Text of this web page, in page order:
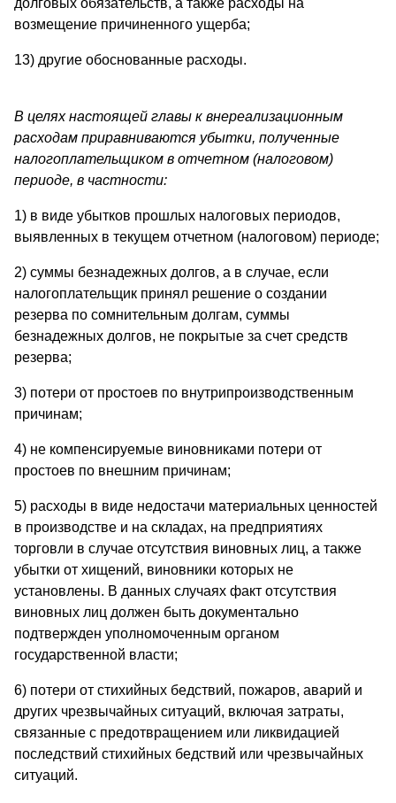
долговых обязательств, а также расходы на
возмещение причиненного ущерба;
13) другие обоснованные расходы.
В целях настоящей главы к внереализационным
расходам приравниваются убытки, полученные
налогоплательщиком в отчетном (налоговом)
периоде, в частности:
1) в виде убытков прошлых налоговых периодов,
выявленных в текущем отчетном (налоговом) периоде;
2) суммы безнадежных долгов, а в случае, если
налогоплательщик принял решение о создании
резерва по сомнительным долгам, суммы
безнадежных долгов, не покрытые за счет средств
резерва;
3) потери от простоев по внутрипроизводственным
причинам;
4) не компенсируемые виновниками потери от
простоев по внешним причинам;
5) расходы в виде недостачи материальных ценностей
в производстве и на складах, на предприятиях
торговли в случае отсутствия виновных лиц, а также
убытки от хищений, виновники которых не
установлены. В данных случаях факт отсутствия
виновных лиц должен быть документально
подтвержден уполномоченным органом
государственной власти;
6) потери от стихийных бедствий, пожаров, аварий и
других чрезвычайных ситуаций, включая затраты,
связанные с предотвращением или ликвидацией
последствий стихийных бедствий или чрезвычайных
ситуаций.